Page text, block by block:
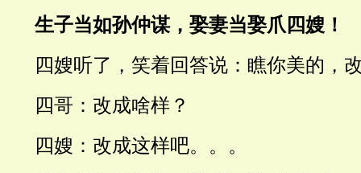
生子当如孙仲谋，娶妻当娶爪四嫂！
四嫂听了，笑着回答说：瞧你美的，
四哥：改成啥样？
四嫂：改成这样吧。。。